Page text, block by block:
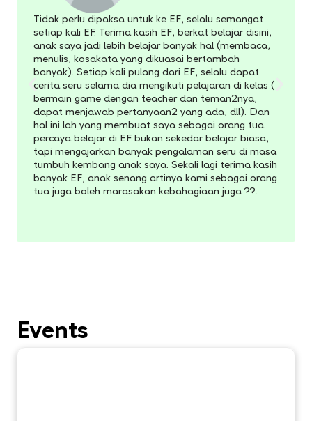
Tidak perlu dipaksa untuk ke EF, selalu semangat
setiap kali EF. Terima kasih EF, berkat belajar disini,
anak saya jadi lebih belajar banyak hal (membaca,
menulis, kosakata yang dikuasai bertambah
banyak). Setiap kali pulang dari EF, selalu dapat
cerita seru selama dia mengikuti pelajaran di kelas (
bermain game dengan teacher dan teman2nya,
dapat menjawab pertanyaan2 yang ada, dll). Dan
hal ini lah yang membuat saya sebagai orang tua
percaya belajar di EF bukan sekedar belajar biasa,
tapi mengajarkan banyak pengalaman seru di masa
tumbuh kembang anak saya. Sekali lagi terima kasih
banyak EF, anak senang artinya kami sebagai orang
tua juga boleh marasakan kebahagiaan juga ??.
Events